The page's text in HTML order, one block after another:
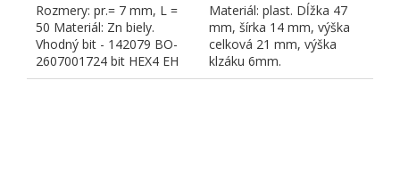
Rozmery: pr.= 7 mm, L =
50 Materiál: Zn biely.
Vhodný bit - 142079 BO-
2607001724 bit HEX4 EH
25mm (3ks). Vhodný...
Materiál: plast. Dĺžka 47
mm, šírka 14 mm, výška
celková 21 mm, výška
klzáku 6mm.